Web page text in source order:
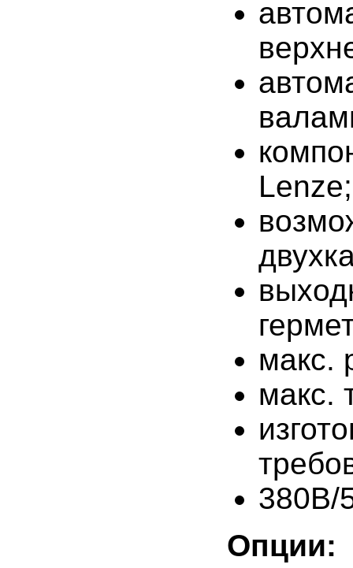
Lenze;
макс.
макс.
380В/
Опции: